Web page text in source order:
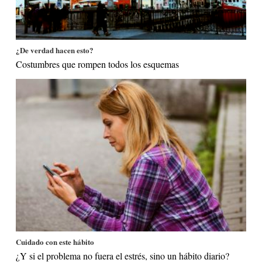
¿De verdad hacen esto?
Costumbres que rompen todos los esquemas
Cuidado con este hábito
¿Y si el problema no fuera el estrés, sino un hábito diario?